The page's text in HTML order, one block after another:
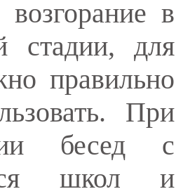
в
стадии, для
правильно
При
бесед с
школ и